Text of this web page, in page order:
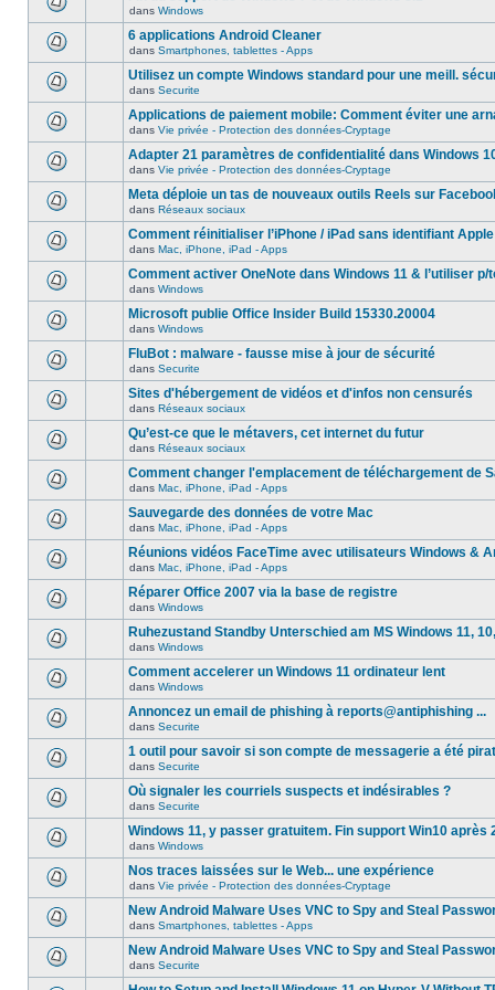
dans Windows
6 applications Android Cleaner
dans Smartphones, tablettes - Apps
Utilisez un compte Windows standard pour une meill.
dans Securite
Applications de paiement mobile: Comment éviter une
dans Vie privée - Protection des données-Cryptage
Adapter 21 paramètres de confidentialité dans Windows
dans Vie privée - Protection des données-Cryptage
Meta déploie un tas de nouveaux outils Reels sur
dans Réseaux sociaux
Comment réinitialiser l’iPhone / iPad sans identifiant Apple
dans Mac, iPhone, iPad - Apps
Comment activer OneNote dans Windows 11 & l’utiliser p/
dans Windows
Microsoft publie Office Insider Build 15330.20004
dans Windows
FluBot : malware - fausse mise à jour de sécurité
dans Securite
Sites d'hébergement de vidéos et d'infos non censurés
dans Réseaux sociaux
Qu’est-ce que le métavers, cet internet du futur
dans Réseaux sociaux
Comment changer l'emplacement de téléchargement de
dans Mac, iPhone, iPad - Apps
Sauvegarde des données de votre Mac
dans Mac, iPhone, iPad - Apps
Réunions vidéos FaceTime avec utilisateurs Windows &
dans Mac, iPhone, iPad - Apps
Réparer Office 2007 via la base de registre
dans Windows
Ruhezustand Standby Unterschied am MS Windows 11,
dans Windows
Comment accelerer un Windows 11 ordinateur lent
dans Windows
Annoncez un email de phishing à reports@antiphishing ...
dans Securite
1 outil pour savoir si son compte de messagerie a été
dans Securite
Où signaler les courriels suspects et indésirables ?
dans Securite
Windows 11, y passer gratuitem. Fin support Win10 après
dans Windows
Nos traces laissées sur le Web... une expérience
dans Vie privée - Protection des données-Cryptage
New Android Malware Uses VNC to Spy and Steal
dans Smartphones, tablettes - Apps
New Android Malware Uses VNC to Spy and Steal
dans Securite